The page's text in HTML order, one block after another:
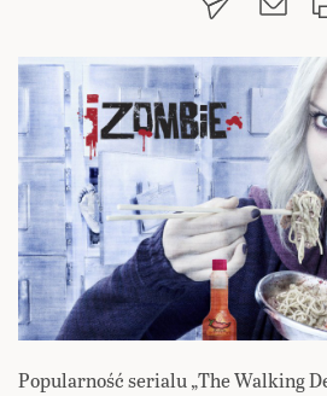
Popularność serialu „The Walking